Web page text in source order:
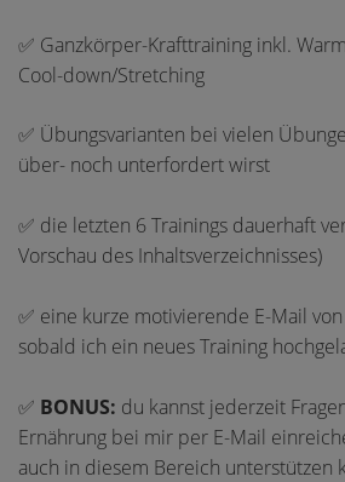
✅ Ganzkörper-Krafttraining inkl.
Cool-down/Stretching
✅ Übungsvarianten bei vielen
über- noch unterfordert wirst
✅ die letzten 6 Trainings dauerhaft
Vorschau des Inhaltsverzeichnisses)
✅ eine kurze motivierende E-Mail
sobald ich ein neues Training
✅ BONUS: du kannst jederzeit
Ernährung bei mir per E-Mail
auch in diesem Bereich unterstützen